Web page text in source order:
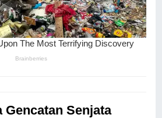
Gencatan Senjata